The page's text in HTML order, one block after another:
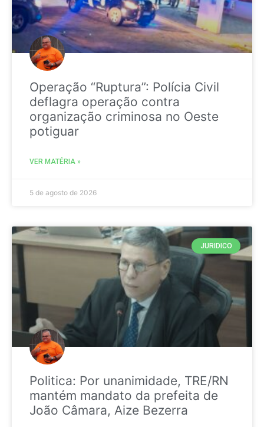
Operação “Ruptura”: Polícia Civil
deflagra operação contra
organização criminosa no Oeste
potiguar
VER MATÉRIA »
5 de agosto de 2026
JURIDICO
Politica: Por unanimidade, TRE/RN
mantém mandato da prefeita de
João Câmara, Aize Bezerra